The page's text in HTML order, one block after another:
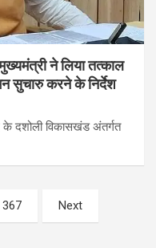
ने लिया तत्काल
सुचारु करने के निर्देश
के दशोली विकासखंड अंतर्गत
367 Next